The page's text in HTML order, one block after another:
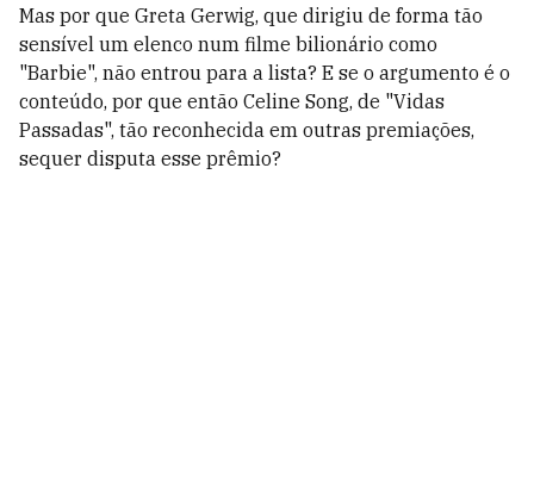
Mas por que Greta Gerwig, que dirigiu de forma tão
sensível um elenco num filme bilionário como
"Barbie", não entrou para a lista? E se o argumento é o
conteúdo, por que então Celine Song, de "Vidas
Passadas", tão reconhecida em outras premiações,
sequer disputa esse prêmio?